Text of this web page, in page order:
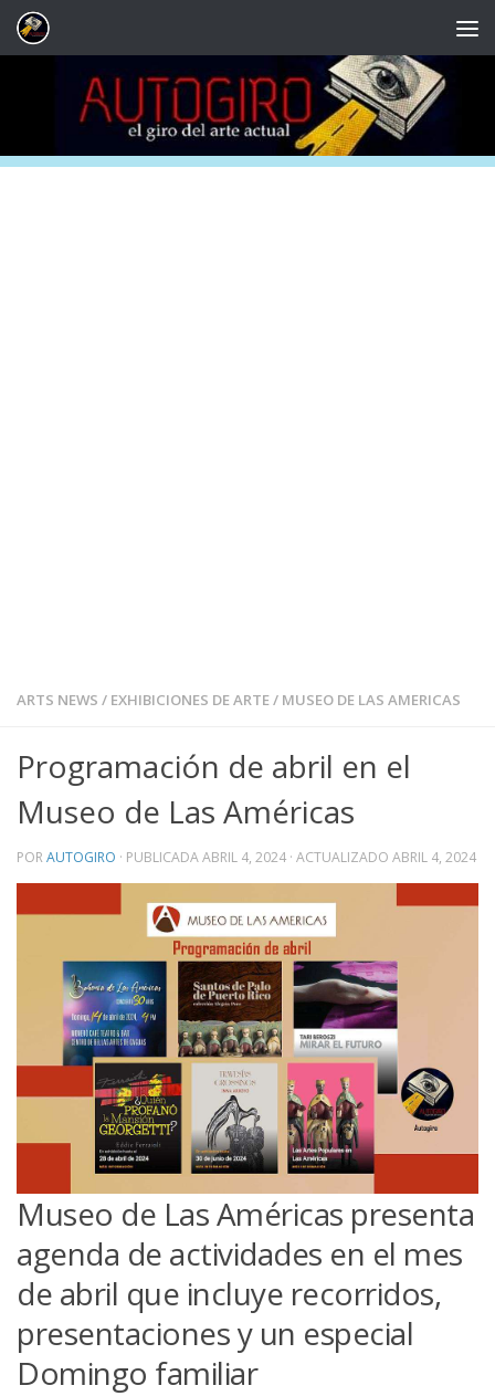
Saltar al contenido
ARTS NEWS / EXHIBICIONES DE ARTE/ MUSEO DE LAS AMERICAS
Programación de abril en el
Museo de Las Américas
PORAUTOGIRO · PUBLICADAABRIL 4, 2024 · ACTUALIZADO ABRIL 4, 2024
Museo de Las Américas presenta
agenda de actividades en el mes
de abril que incluye recorridos,
presentaciones y un especial
Domingo familiar